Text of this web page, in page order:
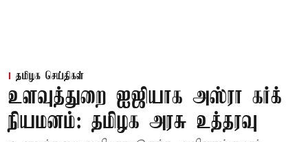
தமிழக செய்திகள்
உளவுத்துறை ஐஜியாக அஸ்ரா கர்க்
நியமனம்: தமிழக அரசு உத்தரவு